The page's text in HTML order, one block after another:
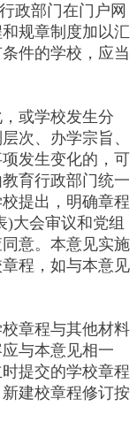
政部门在门户网
规章制度加以汇
件的学校，应当
或学校发生分
次、办学宗旨、
发生变化的，可
育行政部门统一
提出，明确章程
)大会审议和党组
意。本意见实施
程，如与本意见
章程与其他材料
与本意见相一
提交的学校章程
建校章程修订按